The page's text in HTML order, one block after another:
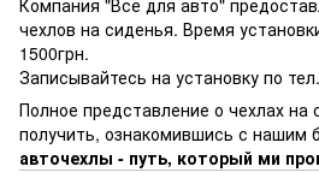
чехлов на сиденья. Время
1500грн.
Записывайтесь на установку по
Полное представление о чехлах
получить, ознакомившись с нашим
авточехлы - путь, который ми